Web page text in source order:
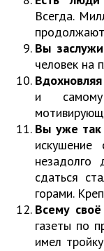
Всегда.
Вы
человек на
и
Вы уже так
искушение
сдаться
горами.
Всему
газеты по
имел